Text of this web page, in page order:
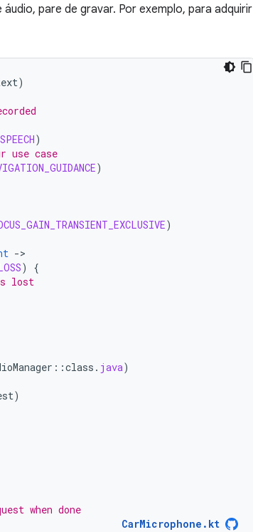
pare de gravar. Por exemplo, para adquirir
)
)
use case
)
)
-
)
{
lost
::class . java)
)
when done
CarMicrophone.kt